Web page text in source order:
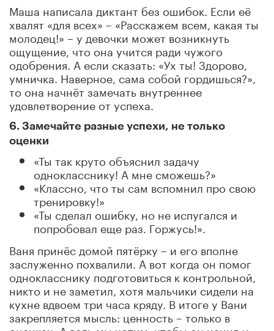
Маша написала диктант без ошибок. Если её
хвалят «для всех» – «Расскажем всем, какая ты
молодец!» – у девочки может возникнуть
ощущение, что она учится ради чужого
одобрения. А если сказать: «Ух ты! Здорово,
умничка. Наверное, сама собой гордишься?»,
то она начнёт замечать внутреннее
удовлетворение от успеха.
6. Замечайте разные успехи, не только
оценки
«Ты так круто объяснил задачу
однокласснику! А мне сможешь?»
«Классно, что ты сам вспомнил про свою
тренировку!»
«Ты сделал ошибку, но не испугался и
попробовал еще раз. Горжусь!».
Ваня принёс домой пятёрку – и его вполне
заслуженно похвалили. А вот когда он помог
однокласснику подготовиться к контрольной,
никто и не заметил, хотя мальчики сидели на
кухне вдвоем три часа кряду. В итоге у Вани
закрепляется мысль: ценность – только в